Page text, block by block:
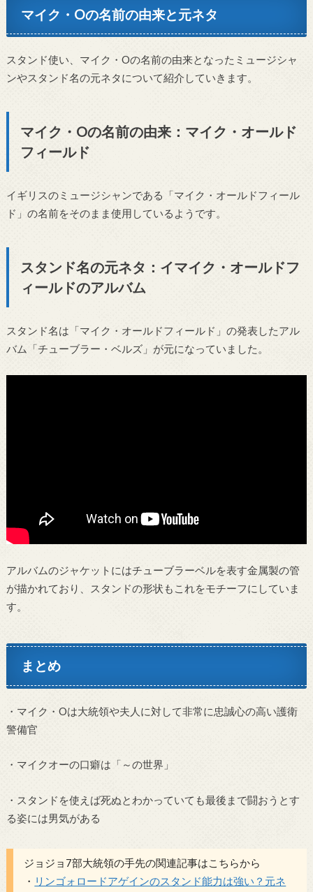
マイク・Oの名前の由来と元ネタ
スタンド使い、マイク・Oの名前の由来となったミュージシャ
ンやスタンド名の元ネタについて紹介していきます。
マイク・Oの名前の由来：マイク・オールド
フィールド
イギリスのミュージシャンである「マイク・オールドフィール
ド」の名前をそのまま使用しているようです。
スタンド名の元ネタ：イマイク・オールドフ
ィールドのアルバム
スタンド名は「マイク・オールドフィールド」の発表したアル
バム「チューブラー・ベルズ」が元になっていました。
アルバムのジャケットにはチューブラーベルを表す金属製の管
が描かれており、スタンドの形状もこれをモチーフにしていま
す。
まとめ
・マイク・Oは大統領や夫人に対して非常に忠誠心の高い護衛
警備官
・マイクオーの口癖は「～の世界」
・スタンドを使えば死ぬとわかっていても最後まで闘おうとす
る姿には男気がある
ジョジョ7部大統領の手先の関連記事はこちらから
・ リンゴォロードアゲインのスタンド能力は強い？元ネ